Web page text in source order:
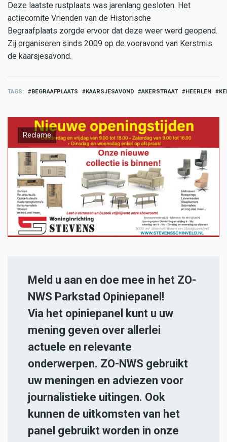
Deze laatste rustplaats was jarenlang gesloten. Het
actiecomite Vrienden van de Historische
Begraafplaats zorgde ervoor dat deze weer werd geopend.
Zij organiseren sinds 2009 op de vooravond van Kerstmis
de kaarsjesavond.
TAGS BEGRAAFPLAATS KAARSJESAVOND AKERSTRAAT HEERLEN
Reclame
Meld u aan en doe mee in het ZO-
NWS Parkstad Opiniepanel!
Via het opiniepanel kunt u uw
mening geven over allerlei
actuele en relevante
onderwerpen. ZO-NWS gebruikt
uw meningen en adviezen voor
journalistieke uitingen. Ook
kunnen de uitkomsten van het
panel gebruikt worden in onze